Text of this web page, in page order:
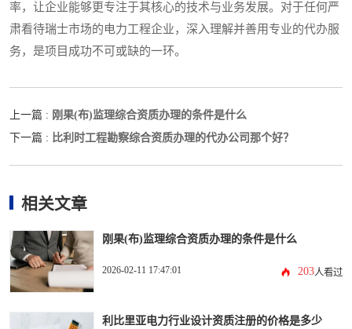
率，让企业能够更专注于其核心的技术与业务发展。对于任何严
肃看待瑞士市场的电力工程企业，深入理解并善用专业的代办服
务，是项目成功不可或缺的一环。
上一篇 : 刚果(布)监理综合资质办理的条件是什么
下一篇 : 比利时工程勘察综合资质办理的代办公司那个好？
相关文章
刚果(布)监理综合资质办理的条件是什么
2026-02-11 17:47:01 203人看过
利比里亚电力行业设计资质注册的价格是多少